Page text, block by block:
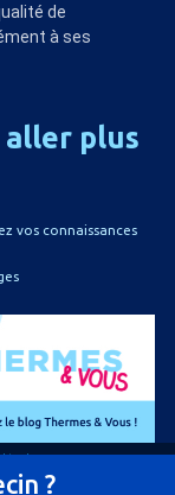
?
de
à ses
aller plus
vos connaissances